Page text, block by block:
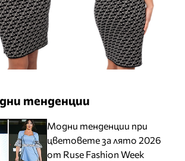
тенденции
Модни тенденции при
цветовете за лято 2026
от Ruse Fashion Week